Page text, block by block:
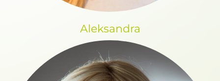
Aleksandra